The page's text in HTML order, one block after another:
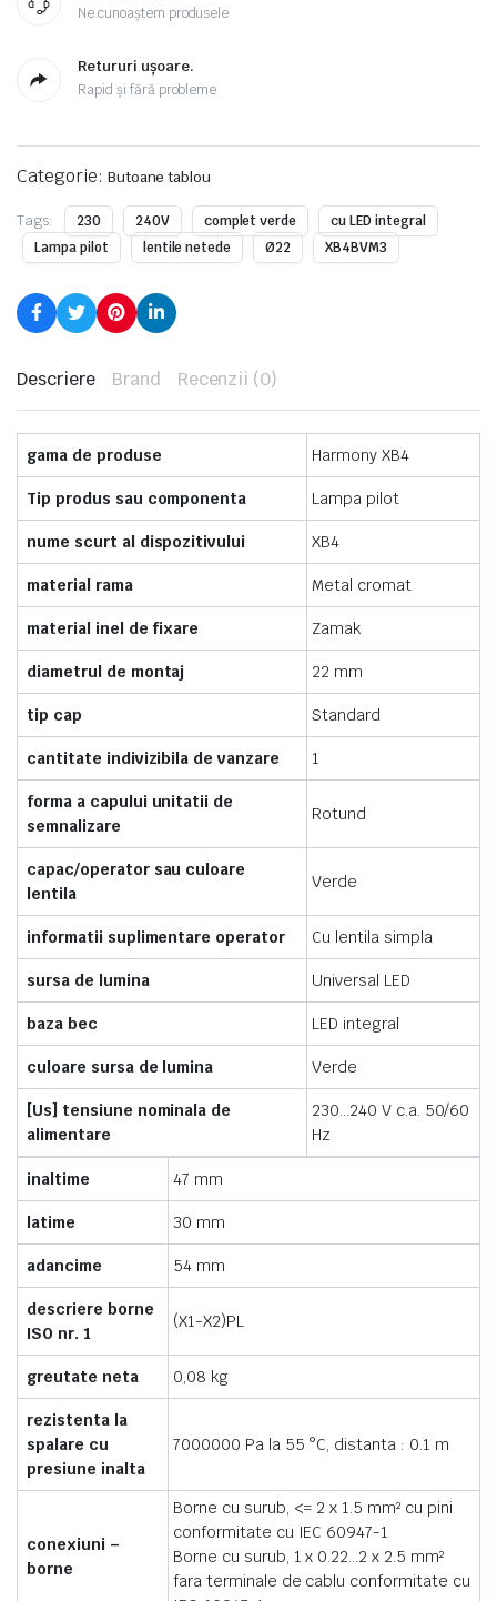
Ne cunoaștem produsele
Retururi ușoare.
Rapid și fără probleme
Categorie: Butoane tablou
Tags: 230 240V complet verde
cu LED integral
Lampa pilot
lentile netede Ø22 XB4BVM3
Descriere Brand Recenzii (0)
gama de produse Harmony XB4
Tip produs sau componenta Lampa pilot
nume scurt al dispozitivului XB4
material rama Metal cromat
material inel de fixare Zamak
diametrul de montaj 22 mm
tip cap Standard
cantitate indivizibila de vanzare 1
forma a capului unitatii de
semnalizare
Rotund
capac/operator sau culoare
lentila
Verde
informatii suplimentare operator Cu lentila simpla
sursa de lumina Universal LED
baza bec LED integral
culoare sursa de lumina Verde
[Us] tensiune nominala de
alimentare
230…240 V c.a. 50/60
Hz
inaltime 47 mm
latime 30 mm
adancime 54 mm
descriere borne
ISO nr. 1
(X1-X2)PL
greutate neta 0,08 kg
rezistenta la
spalare cu
presiune inalta
7000000 Pa la 55 °C, distanta : 0.1 m
conexiuni –
borne
Borne cu surub, <= 2 x 1.5 mm² cu pini
conformitate cu IEC 60947-1
Borne cu surub, 1 x 0.22…2 x 2.5 mm²
fara terminale de cablu conformitate cu